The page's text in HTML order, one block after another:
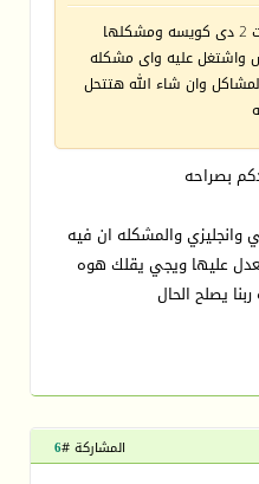
هو اصلاا هنا فيه سورسات 2 دى كويسه ومشكلها
واشتغل عليه واى مشكله
وان شاء الله هتتحل
بصراحه
وانجليزي والمشكله ان فيه
عليها ويجي يقلك هوه
يصلح الحال
المشاركة #6